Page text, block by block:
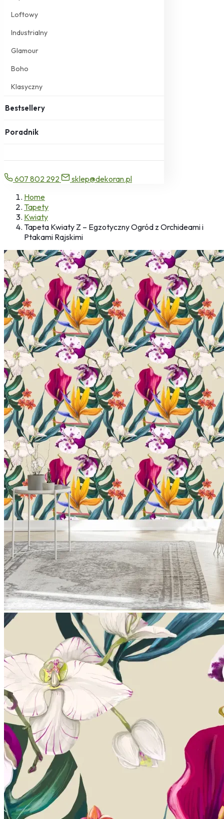
Loftowy
Industrialny
Glamour
Boho
Klasyczny
Bestsellery
Poradnik
607 802 292
sklep@dekoran.pl
Home
Tapety
Kwiaty
Tapeta Kwiaty Z – Egzotyczny Ogród z Orchideami i
Ptakami Rajskimi